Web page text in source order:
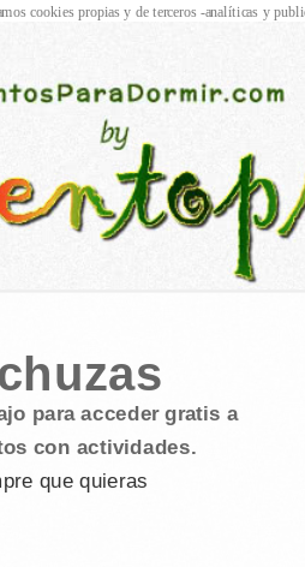
para acceder gratis a
con actividades.
que quieras
cookies propias y de terceros -analíticas y